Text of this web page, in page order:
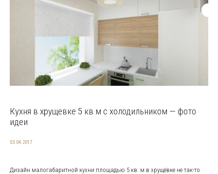
Кухня в хрущевке 5 кв м с холодильником — фото
идеи
03.04.2017
Дизайн малогабаритной кухни площадью 5 кв. м в хрущёвке не так-то